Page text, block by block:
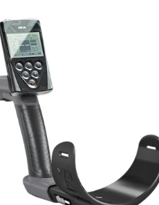
Detektortasker og
rygsække